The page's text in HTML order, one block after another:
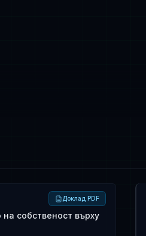
Доклад PDF
собственост върху